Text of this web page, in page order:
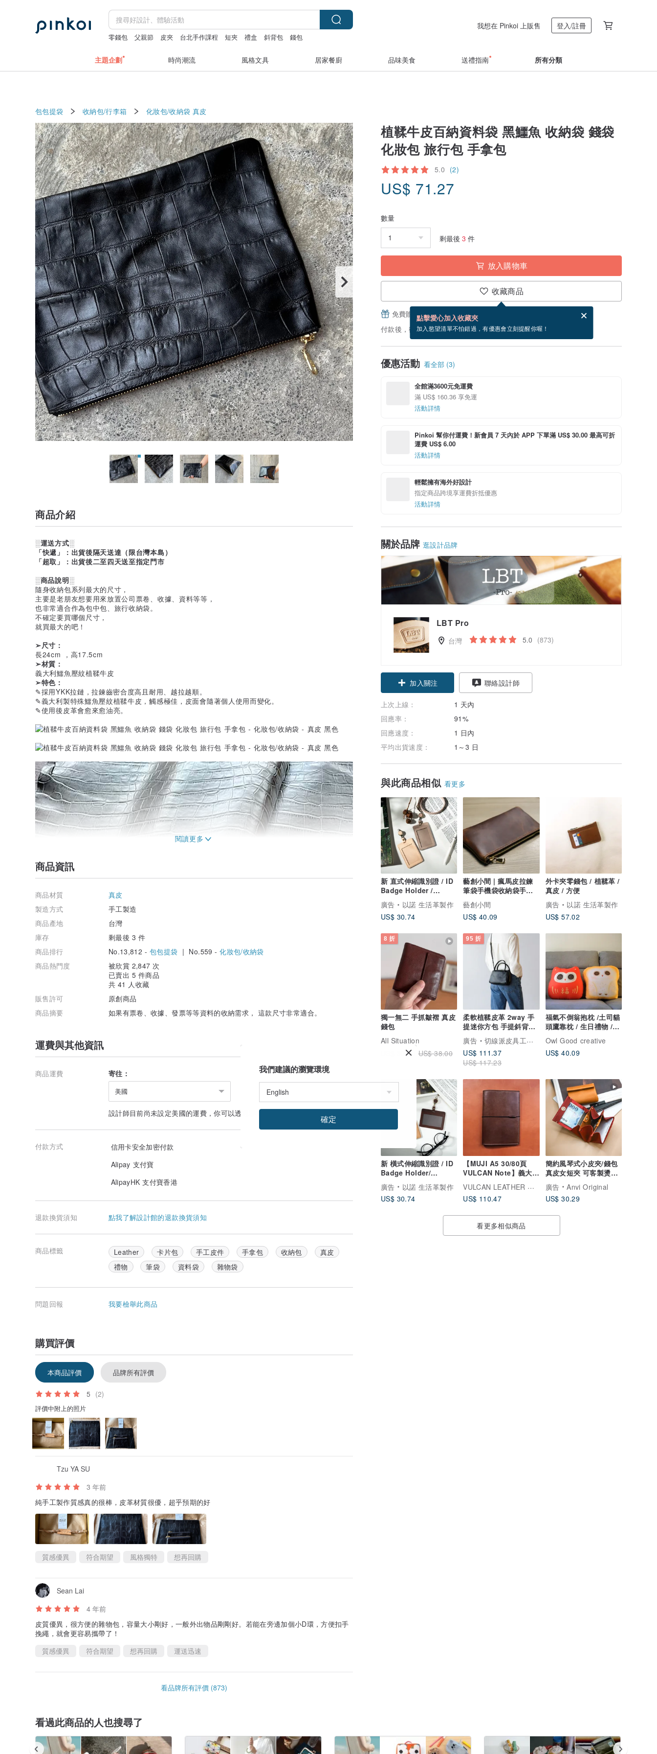
零錢包 父親節 皮夾 台北手作課程 短夾 禮盒 斜背包 錢包
我想在 Pinkoi 上販售 登入/註冊
主題企劃 時尚潮流 風格文具 居家餐廚 品味美食 送禮指南 所有分類
包包提袋 收納包/行李箱 化妝包/收納袋 真皮
植鞣牛皮百納資料袋 黑鱷魚 收納袋 錢袋
化妝包 旅行包 手拿包
5.0 (2)
US$ 71.27
數量
剩最後 3 件
放入購物車
收藏商品
點擊愛心加入收藏夾
加入慾望清單不怕錯過，有優惠會立刻提醒你喔！
免費贈送電子賀卡，結帳完成後填寫
付款後，從備貨到寄出商品為 3 個工作天。（不包含假日）
優惠活動 看全部 (3)
全館滿3600元免運費
滿 US$ 160.36 享免運
活動詳情
Pinkoi 幫你付運費！新會員 7 天內於 APP 下單滿 US$ 30.00 最高可折
運費 US$ 6.00
活動詳情
輕鬆擁有海外好設計
指定商品跨境享運費折抵優惠
活動詳情
關於品牌 逛設計品牌
LBT Pro
台灣 5.0 (873)
加入關注 聯絡設計師
上次上線：
1 天內
回應率：
91%
回應速度：
1 日內
平均出貨速度：
1～3 日
與此商品相似 看更多
新 直式伸縮識別證 / ID
Badge Holder /
Gogoro / 證件套/抗干
擾
廣告
以諾 生活革製作
US$ 30.74
藝創小間 | 瘋馬皮拉鍊
筆袋手機袋收納袋手拿
包 情人節 禮物
藝創小間
US$ 40.09
外卡夾零錢包 / 植鞣革 /
真皮 / 方便
廣告
以諾 生活革製作
US$ 57.02
8 折
獨一無二 手抓皺褶 真皮
錢包
All Situation
US$ 30.40
US$ 38.00
95 折
柔軟植鞣皮革 2way 手
提迷你方包 手提斜背包
上品氣質真皮包
廣告
切線派皮具工作室
US$ 111.37
US$ 117.23
福氣不倒翁抱枕 /土司貓
頭鷹靠枕 / 生日禮物 /
情人節禮 / 室內
Owl Good creative
US$ 40.09
新 橫式伸縮識別證 / ID
Badge Holder/
Gogoro / 證件套 /抗干
擾
廣告
以諾 生活革製作
US$ 30.74
【MUJI A5 30/80頁
VULCAN Note】義大利
VULCAN LEATHER 精品手工皮件
US$ 110.47
簡約風琴式小皮夾/錢包
真皮女短夾 可客製燙金/
壓印 新色上架
廣告
Anvi Original
US$ 30.29
看更多相似商品
商品介紹
░運送方式░
「快遞」：出貨後隔天送達（限台灣本島）
「超取」：出貨後二至四天送至指定門市
░商品說明░
隨身收納包系列最大的尺寸，
主要是老朋友想要用來放置公司票卷、收據、資料等等，
也非常適合作為包中包、旅行收納袋。
不確定要買哪個尺寸，
就買最大的吧！
➢尺寸：
長24cm ，高17.5cm
➢材質：
義大利鱷魚壓紋植鞣牛皮
➢特色：
✎採用YKK拉鏈，拉鍊齒密合度高且耐用、越拉越順。
✎義大利製特殊鱷魚壓紋植鞣牛皮，觸感極佳，皮面會隨著個人使用而變化。
✎使用後皮革會愈來愈油亮。
****************************************
✎本產品以植鞣牛皮製作
為植鞣牛皮特色之一
➢使用就是最好的保養
✎使用的摩擦、溫度和牛皮本身的油脂會讓皮件越用越亮。
✎盡量使用，養出屬於自己的One Piece。
****************************************
意指「路邊攤」
路邊攤一般熟悉的樣式
升級材料及做工到pro的等級
這就是LBT Pro的精神
****************************************
產地/製造方式
台灣/手工
商品資訊
商品材質
真皮
製造方式
手工製造
商品產地
台灣
庫存
剩最後 3 件
商品排行
No.13,812 - 包包提袋 | No.559 -化妝包/收納袋
商品熱門度
被欣賞 2,847 次
已賣出 5 件商品
共 41 人收藏
販售許可
原創商品
商品摘要
如果有票卷、收據、發票等等資料的收納需求， 這款尺寸非常適合。
運費與其他資訊
商品運費 寄往：
美國
設計師目前尚未設定美國的運費，你可以透過 聯絡設計師
付款方式
信用卡安全加密付款
Alipay 支付寶
AlipayHK 支付寶香港
退款換貨須知 點我了解設計館的退款換貨須知
商品標籤 Leather 卡片包 手工皮件 手拿包 收納包
真皮
禮物
筆袋 資料袋 雜物袋
問題回報 我要檢舉此商品
購買評價
本商品評價 品牌所有評價
5 (2)
評價中附上的照片
Tzu YA SU
3 年前
純手工製作質感真的很棒，皮革材質很優，超乎預期的好
質感優異 符合期望 風格獨特 想再回購
Sean Lai
4 年前
皮質優異，很方便的雜物包，容量大小剛好，一般外出物品剛剛好。若能在旁邊加個小D環，方便扣手
挽繩，就會更容易攜帶了！
質感優異
符合期望 想再回購 運送迅速
看品牌所有評價 (873)
看過此商品的人也搜尋了
我們建議的瀏覽環境
確定